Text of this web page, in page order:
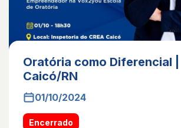
Oratória como Diferencial |
Caicó/RN
01/10/2024
Encerrado